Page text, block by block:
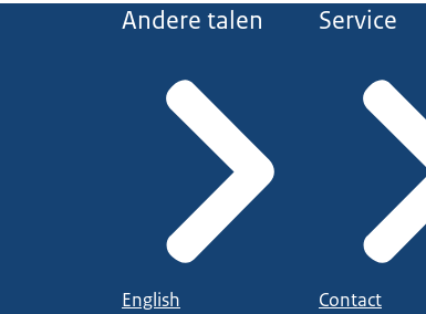
Andere talen
English
Service
Contact